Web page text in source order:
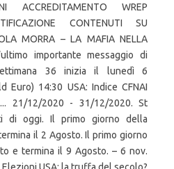
ACCREDITAMENTO WREP
CONTENUTI SU
MORRA – LA MAFIA NELLA
importante messaggio di
36 inizia il lunedì 6
Euro) 14:30 USA: Indice CFNAI
... 21/12/2020 - 31/12/2020. St
di oggi. Il primo giorno della
il 2 Agosto. Il primo giorno
e termina il 9 Agosto. – 6 nov.